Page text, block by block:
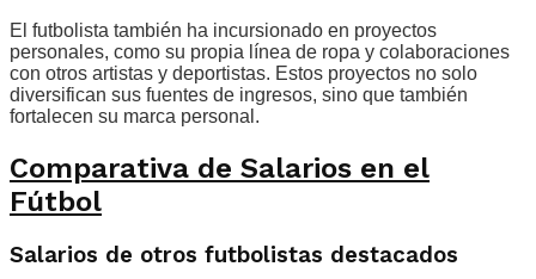
El futbolista también ha incursionado en proyectos
personales, como su propia línea de ropa y colaboraciones
con otros artistas y deportistas. Estos proyectos no solo
diversifican sus fuentes de ingresos, sino que también
fortalecen su marca personal.
Comparativa de Salarios en el
Fútbol
Salarios de otros futbolistas destacados